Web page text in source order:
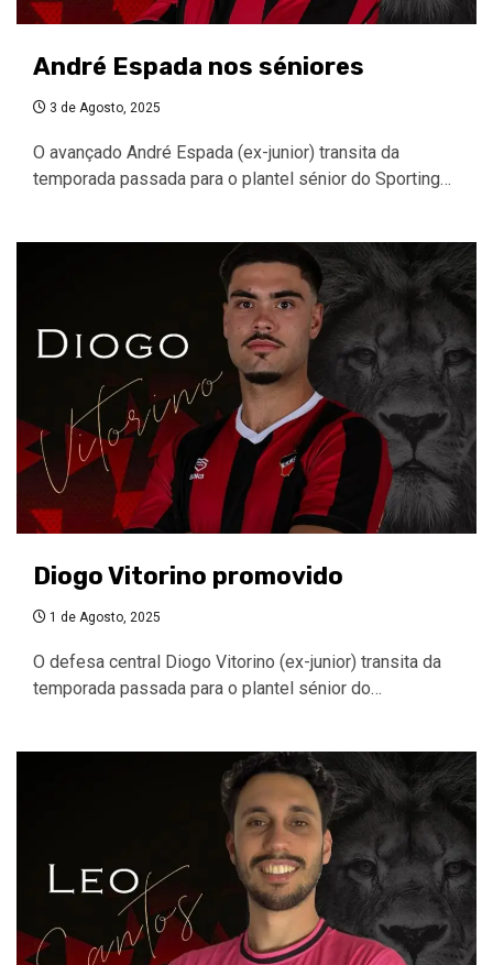
André Espada nos séniores
3 de Agosto, 2025
O avançado André Espada (ex-junior) transita da
temporada passada para o plantel sénior do Sporting…
Diogo Vitorino promovido
1 de Agosto, 2025
O defesa central Diogo Vitorino (ex-junior) transita da
temporada passada para o plantel sénior do…